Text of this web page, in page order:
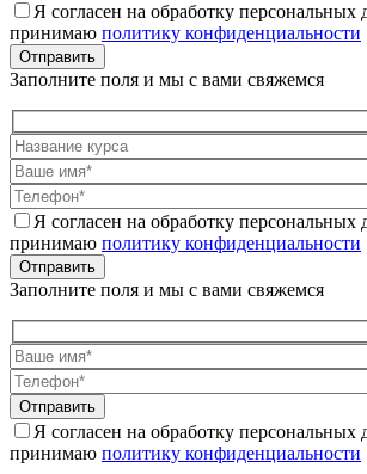
Я согласен на обработку персональных
принимаю политику конфиденциальности
Отправить
Заполните поля и мы с вами свяжемся
Я согласен на обработку персональных
принимаю политику конфиденциальности
Отправить
Заполните поля и мы с вами свяжемся
Отправить
Я согласен на обработку персональных
принимаю политику конфиденциальности